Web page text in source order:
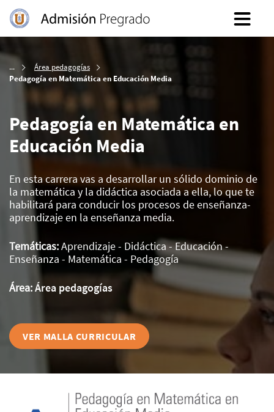
Inicio
Área pedagogías
Pedagogía en Matemática en Educación Media
Pedagogía en Matemática en
Educación Media
En esta carrera vas a desarrollar un sólido dominio de
la matemática y la didáctica asociada a ella, lo que te
habilitará para conducir los procesos de enseñanza-
aprendizaje en la enseñanza media.
Temáticas:Aprendizaje - Didáctica - Educación -
Enseñanza - Matemática - Pedagogía
Área:Área pedagogías
VER MALLA CURRICULAR